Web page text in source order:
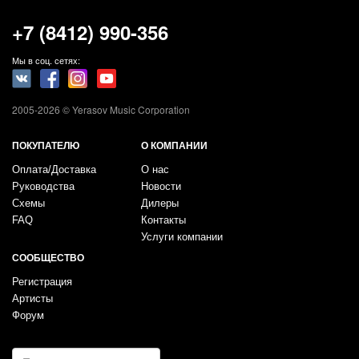
+7 (8412) 990-356
Мы в соц. сетях:
2005-2026 © Yerasov Music Corporation
ПОКУПАТЕЛЮ
Оплата/Доставка
Руководства
Схемы
FAQ
О КОМПАНИИ
О нас
Новости
Дилеры
Контакты
Услуги компании
СООБЩЕСТВО
Регистрация
Артисты
Форум
E-